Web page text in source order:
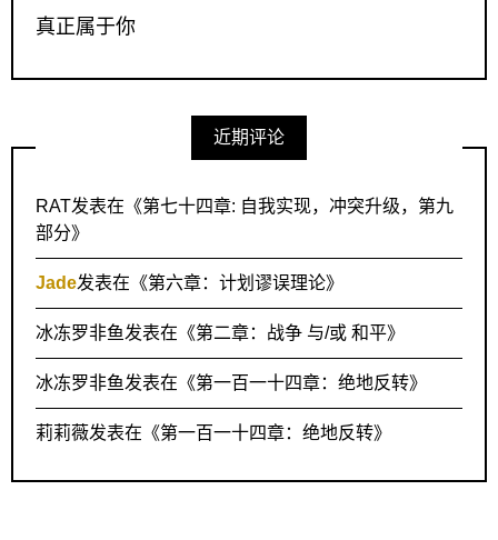
真正属于你
近期评论
RAT发表在《第七十四章: 自我实现，冲突升级，第九
部分》
Jade发表在《第六章：计划谬误理论》
冰冻罗非鱼发表在《第二章：战争 与/或 和平》
冰冻罗非鱼发表在《第一百一十四章：绝地反转》
莉莉薇发表在《第一百一十四章：绝地反转》